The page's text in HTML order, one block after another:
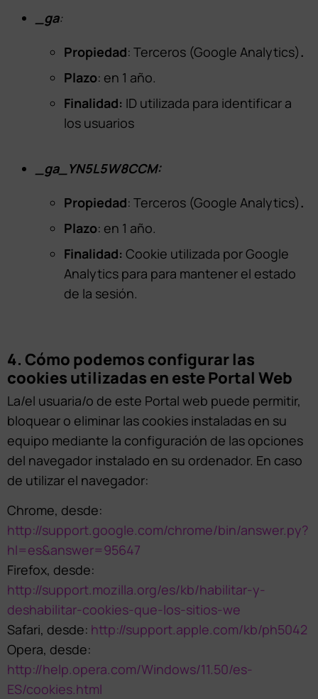
_ga:
Propiedad: Terceros (Google Analytics).
Plazo: en 1 año.
Finalidad: ID utilizada para identificar a
los usuarios
_ga_YN5L5W8CCM:
Propiedad: Terceros (Google Analytics).
Plazo: en 1 año.
Finalidad: Cookie utilizada por Google
Analytics para para mantener el estado
de la sesión.
4. Cómo podemos configurar las
cookies utilizadas en este Portal Web
La/el usuaria/o de este Portal web puede permitir,
bloquear o eliminar las cookies instaladas en su
equipo mediante la configuración de las opciones
del navegador instalado en su ordenador. En caso
de utilizar el navegador:
Chrome, desde:
http://support.google.com/chrome/bin/answer.py?
hl=es&answer=95647
Firefox, desde:
http://support.mozilla.org/es/kb/habilitar-y-
deshabilitar-cookies-que-los-sitios-we
Safari, desde: http://support.apple.com/kb/ph5042
Opera, desde:
http://help.opera.com/Windows/11.50/es-
ES/cookies.html